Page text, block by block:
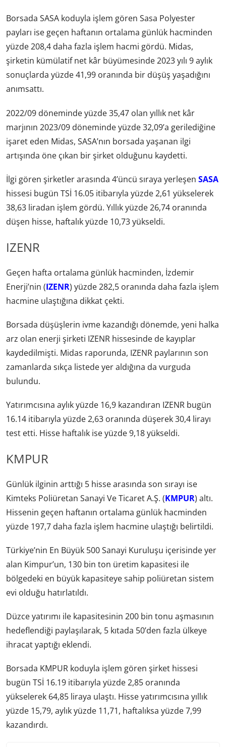
Borsada SASA koduyla işlem gören Sasa Polyester
payları ise geçen haftanın ortalama günlük hacminden
yüzde 208,4 daha fazla işlem hacmi gördü. Midas,
şirketin kümülatif net kâr büyümesinde 2023 yılı 9 aylık
sonuçlarda yüzde 41,99 oranında bir düşüş yaşadığını
anımsattı.
2022/09 döneminde yüzde 35,47 olan yıllık net kâr
marjının 2023/09 döneminde yüzde 32,09’a gerilediğine
işaret eden Midas, SASA’nın borsada yaşanan ilgi
artışında öne çıkan bir şirket olduğunu kaydetti.
İlgi gören şirketler arasında 4’üncü sıraya yerleşen SASA
hissesi bugün TSİ 16.05 itibarıyla yüzde 2,61 yükselerek
38,63 liradan işlem gördü. Yıllık yüzde 26,74 oranında
düşen hisse, haftalık yüzde 10,73 yükseldi.
IZENR
Geçen hafta ortalama günlük hacminden, İzdemir
Enerji’nin (IZENR) yüzde 282,5 oranında daha fazla işlem
hacmine ulaştığına dikkat çekti.
Borsada düşüşlerin ivme kazandığı dönemde, yeni halka
arz olan enerji şirketi IZENR hissesinde de kayıplar
kaydedilmişti. Midas raporunda, IZENR paylarının son
zamanlarda sıkça listede yer aldığına da vurguda
bulundu.
Yatırımcısına aylık yüzde 16,9 kazandıran IZENR bugün
16.14 itibarıyla yüzde 2,63 oranında düşerek 30,4 lirayı
test etti. Hisse haftalık ise yüzde 9,18 yükseldi.
KMPUR
Günlük ilginin arttığı 5 hisse arasında son sırayı ise
Kimteks Poliüretan Sanayi Ve Ticaret A.Ş. (KMPUR) altı.
Hissenin geçen haftanın ortalama günlük hacminden
yüzde 197,7 daha fazla işlem hacmine ulaştığı belirtildi.
Türkiye’nin En Büyük 500 Sanayi Kuruluşu içerisinde yer
alan Kimpur’un, 130 bin ton üretim kapasitesi ile
bölgedeki en büyük kapasiteye sahip poliüretan sistem
evi olduğu hatırlatıldı.
Düzce yatırımı ile kapasitesinin 200 bin tonu aşmasının
hedeflendiği paylaşılarak, 5 kıtada 50’den fazla ülkeye
ihracat yaptığı eklendi.
Borsada KMPUR koduyla işlem gören şirket hissesi
bugün TSİ 16.19 itibarıyla yüzde 2,85 oranında
yükselerek 64,85 liraya ulaştı. Hisse yatırımcısına yıllık
yüzde 15,79, aylık yüzde 11,71, haftalıksa yüzde 7,99
kazandırdı.